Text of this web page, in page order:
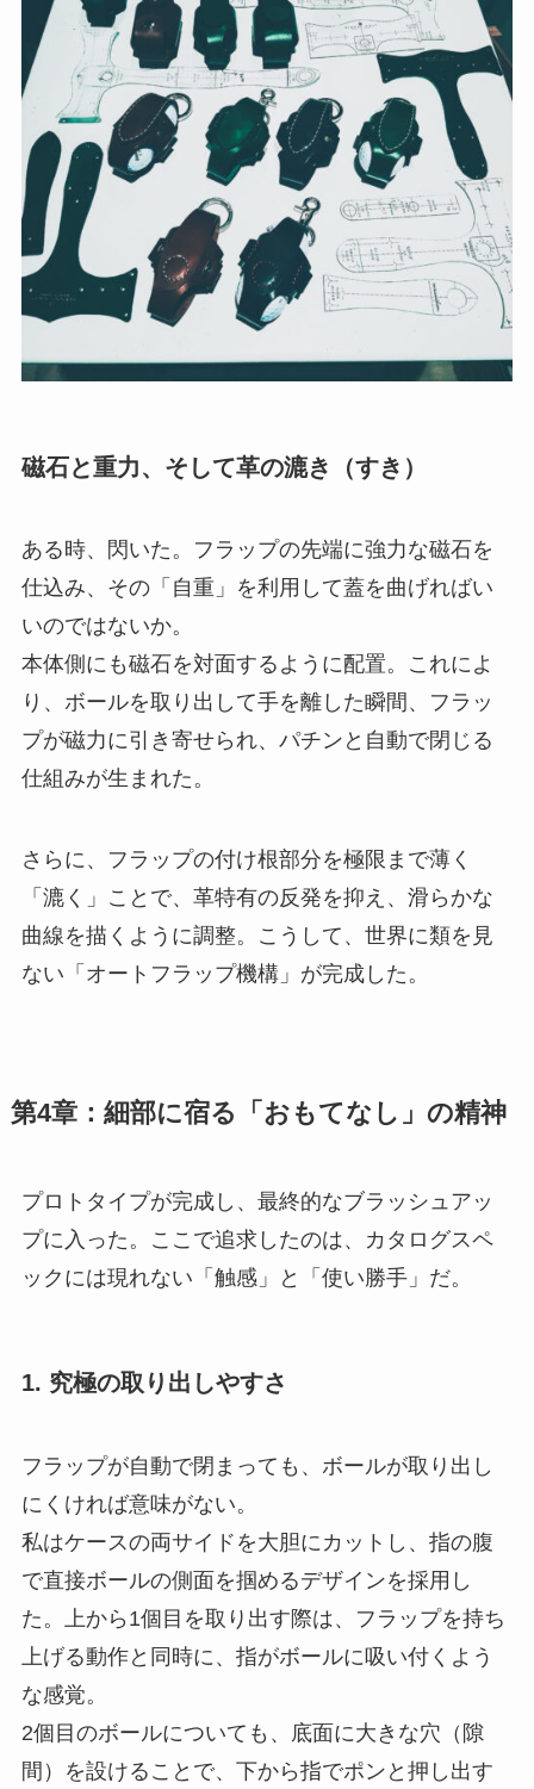
磁石と重力、そして革の漉き（すき）
ある時、閃いた。フラップの先端に強力な磁石を
仕込み、その「自重」を利用して蓋を曲げればい
いのではないか。
本体側にも磁石を対面するように配置。これによ
り、ボールを取り出して手を離した瞬間、フラッ
プが磁力に引き寄せられ、パチンと自動で閉じる
仕組みが生まれた。
さらに、フラップの付け根部分を極限まで薄く
「漉く」ことで、革特有の反発を抑え、滑らかな
曲線を描くように調整。こうして、世界に類を見
ない「オートフラップ機構」が完成した。
第4章：細部に宿る「おもてなし」の精神
プロトタイプが完成し、最終的なブラッシュアッ
プに入った。ここで追求したのは、カタログスペ
ックには現れない「触感」と「使い勝手」だ。
1. 究極の取り出しやすさ
フラップが自動で閉まっても、ボールが取り出し
にくければ意味がない。
私はケースの両サイドを大胆にカットし、指の腹
で直接ボールの側面を掴めるデザインを採用し
た。上から1個目を取り出す際は、フラップを持ち
上げる動作と同時に、指がボールに吸い付くよう
な感覚。
2個目のボールについても、底面に大きな穴（隙
間）を設けることで、下から指でポンと押し出す